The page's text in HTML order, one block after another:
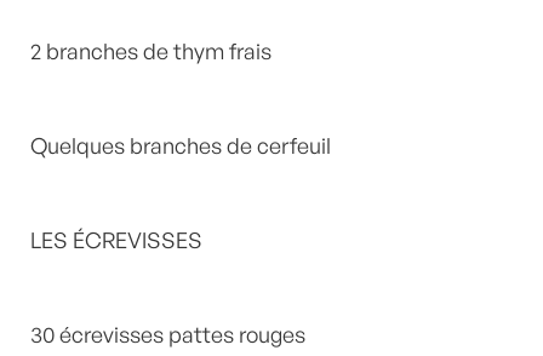
2 branches de thym frais
Quelques branches de cerfeuil
LES ÉCREVISSES
30 écrevisses pattes rouges